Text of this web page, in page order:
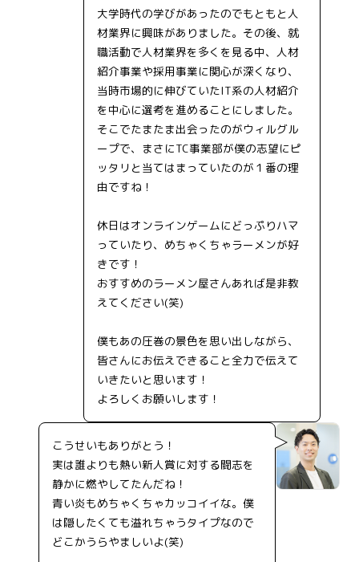
大学時代の学びがあったのでもともと人
材業界に興味がありました。その後、就
職活動で人材業界を多くを見る中、人材
紹介事業や採用事業に関心が深くなり、
当時市場的に伸びていたIT系の人材紹介
を中心に選考を進めることにしました。
そこでたまたま出会ったのがウィルグル
ープで、まさにTC事業部が僕の志望にピ
ッタリと当てはまっていたのが１番の理
由ですね！
休日はオンラインゲームにどっぷりハマ
っていたり、めちゃくちゃラーメンが好
きです！
おすすめのラーメン屋さんあれば是非教
えてください(笑)
僕もあの圧巻の景色を思い出しながら、
皆さんにお伝えできること全力で伝えて
いきたいと思います！
よろしくお願いします！
こうせいもありがとう！
実は誰よりも熱い新人賞に対する闘志を
静かに燃やしてたんだね！
青い炎もめちゃくちゃカッコイイな。僕
は隠したくても溢れちゃうタイプなので
どこかうらやましいよ(笑)